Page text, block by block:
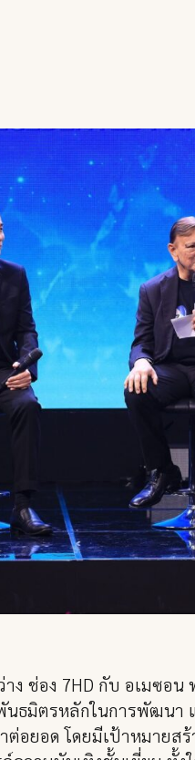
ช่อง 7HD กับ อเมซอ
ธมิตรหลักในการพัฒน
อยอด โดยมีเป้าหมาย